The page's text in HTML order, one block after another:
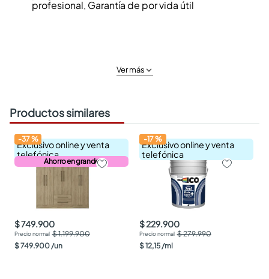
profesional, Garantía de por vida útil
Ver más
Productos similares
Exclusivo online y venta
telefónica
Ahorro en grande
-37%
$ 749.900
$ 1.199.900
$749.900 /un
Exclusivo online y venta
telefónica
-17%
$ 229.900
$ 279.990
$12,15 /ml